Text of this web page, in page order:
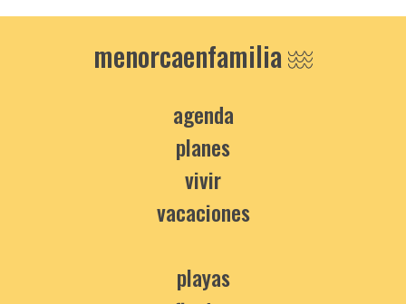
menorcaenfamilia
agenda
planes
vivir
vacaciones
playas